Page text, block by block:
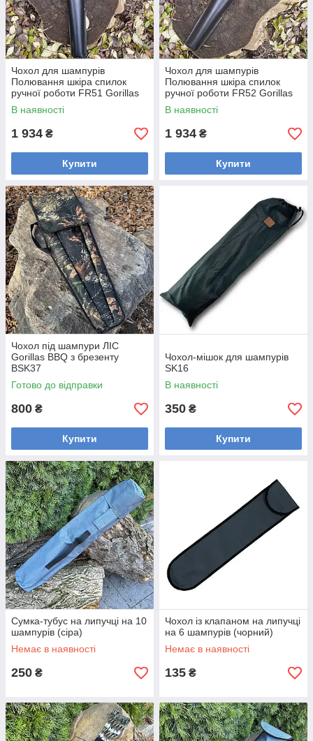
Чохол для шампурів
Полювання шкіра спилок
ручної роботи FR51 Gorillas
BBQ
В наявності
1 934 ₴
Купити
Чохол для шампурів
Полювання шкіра спилок
ручної роботи FR52 Gorillas
BBQ
В наявності
1 934 ₴
Купити
Чохол під шампури ЛІС
Gorillas BBQ з брезенту
BSK37
Готово до відправки
800 ₴
Купити
Чохол-мішок для шампурів
SK16
В наявності
350 ₴
Купити
Сумка-тубус на липучці на 10
шампурів (сіра)
Немає в наявності
250 ₴
Чохол із клапаном на липучці
на 6 шампурів (чорний)
Немає в наявності
135 ₴